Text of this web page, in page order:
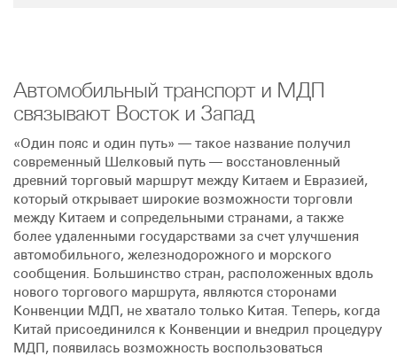
Автомобильный транспорт и МДП
связывают Восток и Запад
«Один пояс и один путь» — такое название получил
современный Шелковый путь — восстановленный
древний торговый маршрут между Китаем и Евразией,
который открывает широкие возможности торговли
между Китаем и сопредельными странами, а также
более удаленными государствами за счет улучшения
автомобильного, железнодорожного и морского
сообщения. Большинство стран, расположенных вдоль
нового торгового маршрута, являются сторонами
Конвенции МДП, не хватало только Китая. Теперь, когда
Китай присоединился к Конвенции и внедрил процедуру
МДП, появилась возможность воспользоваться